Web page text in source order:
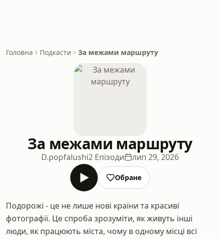
Головна Подкасти За межами маршруту
За межами маршруту
D.popfalushi2 Епізоди лип 29, 2026
Обране
Подорожі - це не лише нові країни та красиві
фотографії. Це спроба зрозуміти, як живуть інші
люди, як працюють міста, чому в одному місці всі